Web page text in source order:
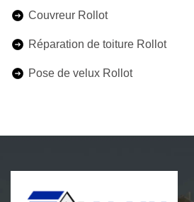
Couvreur Rollot
Réparation de toiture Rollot
Pose de velux Rollot